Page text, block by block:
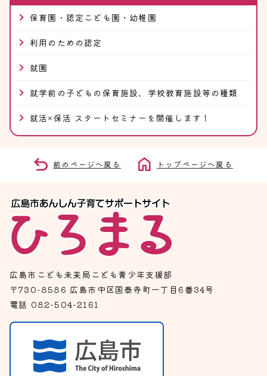
保育園・認定こども園・幼稚園
利用のための認定
就園
就学前の子どもの保育施設、学校教育施設等の種類
就活×保活 スタートセミナーを開催します！
前のページへ戻る トップページへ戻る
広島市こども未来局こども青少年支援部
〒730-8586 広島市中区国泰寺町一丁目6番34号
電話 082-504-2161